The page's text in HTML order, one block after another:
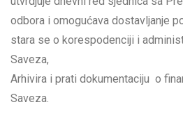
odbora i omogućava dostavljanje
stara se o korespodenciji i
Saveza,
Arhivira i prati dokumentaciju o
Saveza.